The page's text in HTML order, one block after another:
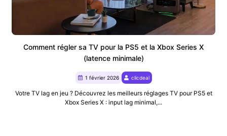
Comment régler sa TV pour la PS5 et la Xbox Series X
(latence minimale)
1 février 2026 clicdeal
Votre TV lag en jeu ? Découvrez les meilleurs réglages TV pour PS5 et
Xbox Series X : input lag minimal,...